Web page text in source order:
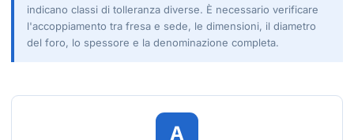
indicano classi di tolleranza diverse. È necessario verificare
l'accoppiamento tra fresa e sede, le dimensioni, il diametro
del foro, lo spessore e la denominazione completa.
A